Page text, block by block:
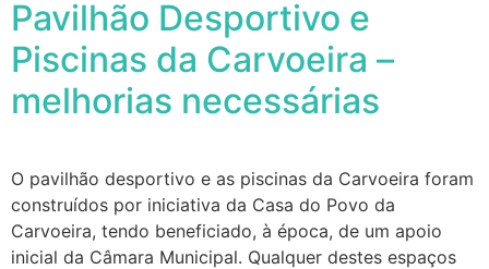
Pavilhão Desportivo e
Piscinas da Carvoeira –
melhorias necessárias
O pavilhão desportivo e as piscinas da Carvoeira foram
construídos por iniciativa da Casa do Povo da
Carvoeira, tendo beneficiado, à época, de um apoio
inicial da Câmara Municipal. Qualquer destes espaços